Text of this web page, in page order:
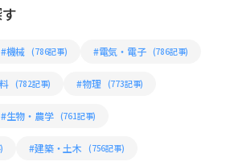
#機械 (786記事) #電気・電子 (786記事)
(782記事) #物理 (773記事)
#生物・農学 (761記事)
#建築・土木 (756記事)